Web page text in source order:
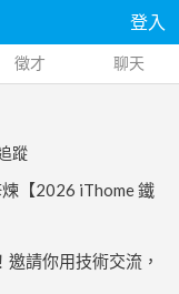
登入
徵才 聊天
蹤
【2026 iThome 鐵
請你用技術交流，